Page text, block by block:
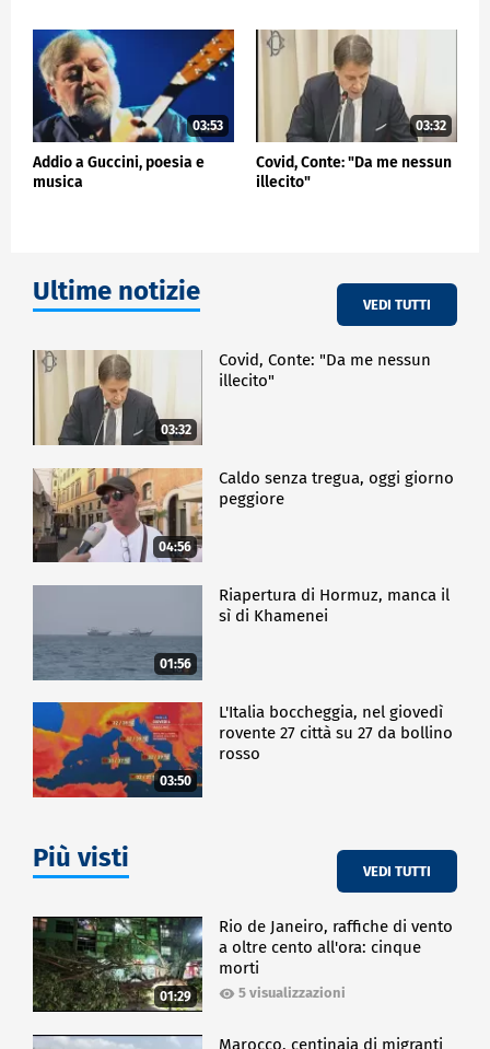
03:53
Addio a Guccini, poesia e
musica
03:32
Covid, Conte: "Da me nessun
illecito"
Ultime notizie VEDI TUTTI
03:32
Covid, Conte: "Da me nessun
illecito"
04:56
Caldo senza tregua, oggi giorno
peggiore
01:56
Riapertura di Hormuz, manca il
sì di Khamenei
03:50
L'Italia boccheggia, nel giovedì
rovente 27 città su 27 da bollino
rosso
Più visti VEDI TUTTI
01:29
Rio de Janeiro, raffiche di vento
a oltre cento all'ora: cinque
morti
5 visualizzazioni
Marocco, centinaia di migranti